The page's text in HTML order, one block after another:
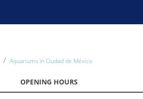
Aquariums in Ciudad de México
OPENING HOURS